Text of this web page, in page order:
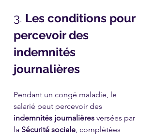
3. Les conditions pour
percevoir des
indemnités
journalières
Pendant un congé maladie, le
salarié peut percevoir des
indemnités journalières versées par
la Sécurité sociale, complétées